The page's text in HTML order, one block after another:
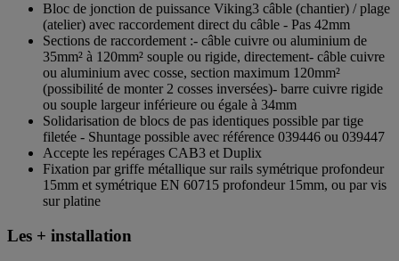
Bloc de jonction de puissance Viking3 câble (chantier) / plage
(atelier) avec raccordement direct du câble - Pas 42mm
Sections de raccordement :- câble cuivre ou aluminium de
35mm² à 120mm² souple ou rigide, directement- câble cuivre
ou aluminium avec cosse, section maximum 120mm²
(possibilité de monter 2 cosses inversées)- barre cuivre rigide
ou souple largeur inférieure ou égale à 34mm
Solidarisation de blocs de pas identiques possible par tige
filetée - Shuntage possible avec référence 039446 ou 039447
Accepte les repérages CAB3 et Duplix
Fixation par griffe métallique sur rails symétrique profondeur
15mm et symétrique EN 60715 profondeur 15mm, ou par vis
sur platine
Les + installation